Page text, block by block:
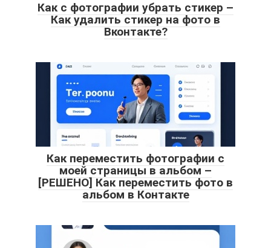
Как с фотографии убрать стикер –
Как удалить стикер на фото в
Вконтакте?
Как переместить фотографии с
моей страницы в альбом –
[РЕШЕНО] Как переместить фото в
альбом в Контакте